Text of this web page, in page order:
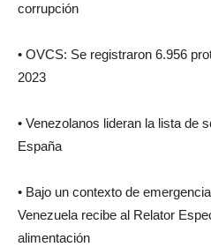
corrupción
• OVCS: Se registraron 6.956
2023
• Venezolanos lideran la lista de
España
• Bajo un contexto de
Venezuela recibe al Relator
alimentación